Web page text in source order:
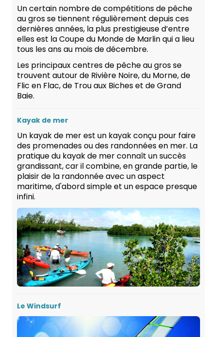
Un certain nombre de compétitions de pêche
au gros se tiennent régulièrement depuis ces
dernières années, la plus prestigieuse d’entre
elles est la Coupe du Monde de Marlin qui a lieu
tous les ans au mois de décembre.
Les principaux centres de pêche au gros se
trouvent autour de Rivière Noire, du Morne, de
Flic en Flac, de Trou aux Biches et de Grand
Baie.
Kayak de mer
Un kayak de mer est un kayak conçu pour faire
des promenades ou des randonnées en mer. La
pratique du kayak de mer connaît un succès
grandissant, car il combine, en grande partie, le
plaisir de la randonnée avec un aspect
maritime, d'abord simple et un espace presque
infini.
Le Windsurf